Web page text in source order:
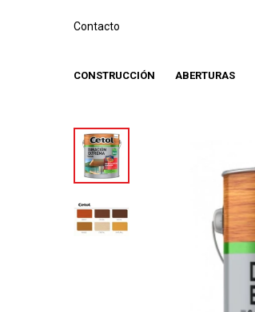
CONSTRUCCIÓN ABERTURAS
Contacto